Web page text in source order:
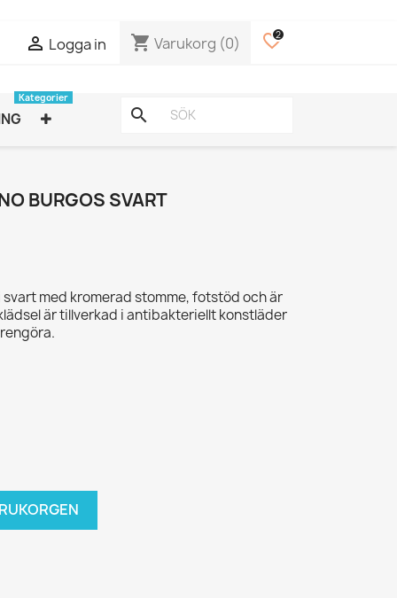
 Logga in shopping_cart Varukorg (0) favorite_border
2
Kategorier
search
BURGOS SVART
med kromerad stomme, fotstöd och är
är tillverkad i antibakteriellt konstläder